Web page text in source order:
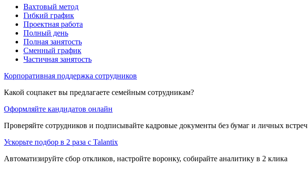
Вахтовый метод
Гибкий график
Проектная работа
Полный день
Полная занятость
Сменный график
Частичная занятость
Корпоративная поддержка сотрудников
Какой соцпакет вы предлагаете семейным сотрудникам?
Оформляйте кандидатов онлайн
Проверяйте сотрудников и подписывайте кадровые документы без бумаг и личных встреч
Ускорьте подбор в 2 раза с Talantix
Автоматизируйте сбор откликов, настройте воронку, собирайте аналитику в 2 клика